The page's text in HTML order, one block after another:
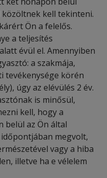
kell tekinteni.
Ön a felelős.
a teljesítés
évül el. Amennyiben
a szakmája,
tevékenysége körén
úgy az elévülés 2 év.
is minősül,
kell, hogy a
belül az Ön által
megvolt,
vagy a hiba
illetve ha e vélelem